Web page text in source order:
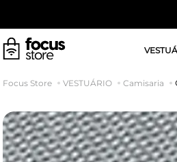
VESTUÁRIO Camisaria